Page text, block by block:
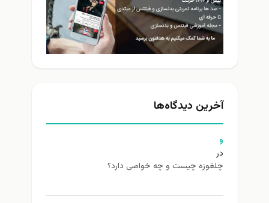
آخرین دیدگاه‌ها
و
در
چلغوزه چیست و چه خواصی دارد؟